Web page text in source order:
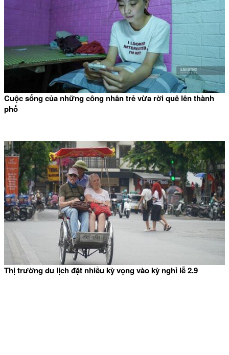
Cuộc sống của những công nhân trẻ vừa rời quê lên thành
phố
Thị trường du lịch đặt nhiều kỳ vọng vào kỳ nghỉ lễ 2.9